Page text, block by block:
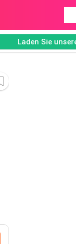
Laden Sie